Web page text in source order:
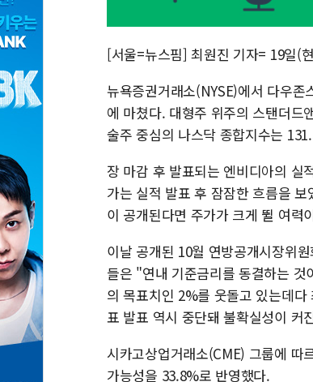
[서울=뉴스핌] 최원진 기자= 19일(
뉴욕증권거래소(NYSE)에서 다우
에 마쳤다. 대형주 위주의 스탠더드
술주 중심의 나스닥 종합지수는
장 마감 후 발표되는 엔비디아의 실
가는 실적 발표 후 잠잠한 흐름을
이 공개된다면 주가가 크게 뛸 여력
이날 공개된 10월 연방공개시장위
들은 "연내 기준금리를 동결하는
의 목표치인 2%를 웃돌고 있는데
표 발표 역시 중단돼 불확실성이 커
시카고상업거래소(CME) 그룹에
가능성을 33.8%로 반영했다.